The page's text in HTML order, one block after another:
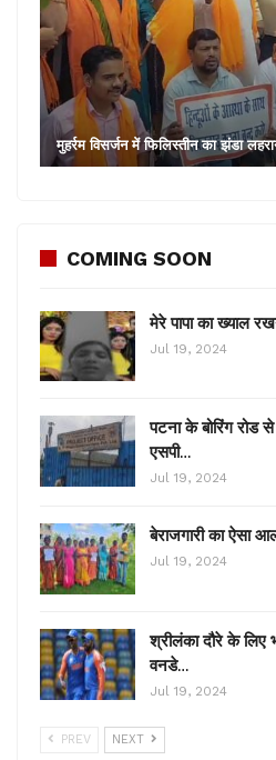
मुहर्रम विसर्जन में फिलिस्तीन का झंडा
COMING SOON
मेरे पापा का ख्याल
Jul 19, 2024
पटना के बोरिंग रोड
एसपी…
Jul 19, 2024
बेराजगारी का ऐसा
Jul 19, 2024
श्रीलंका दौरे के लिए
वनडे…
Jul 19, 2024
PREV NEXT